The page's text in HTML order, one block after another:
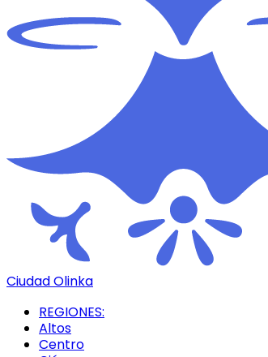
Ciudad Olinka
REGIONES:
Altos
Centro